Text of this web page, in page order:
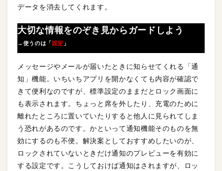
データを消去してくれます。
大切な情報をのぞき見からガードしよう
→使うのは「設定 」
メッセージやメールが届いたときに知らせてくれる「通
知」機能。いちいちアプリを開かなくても内容が確認で
きて便利なのですが、標準設定のままだとロック画面に
も表示されます。ちょっと席を外したり、充電のために
離れたところに置いていたりすると他人に見られてしま
う恐れがあるのです。かといって通知機能そのものを無
効にするのも不便。解決案としておすすめしたいのが、
ロックされていないときだけ通知のプレビューを有効に
する設定です。こうしておけば通知はされますが、ロッ